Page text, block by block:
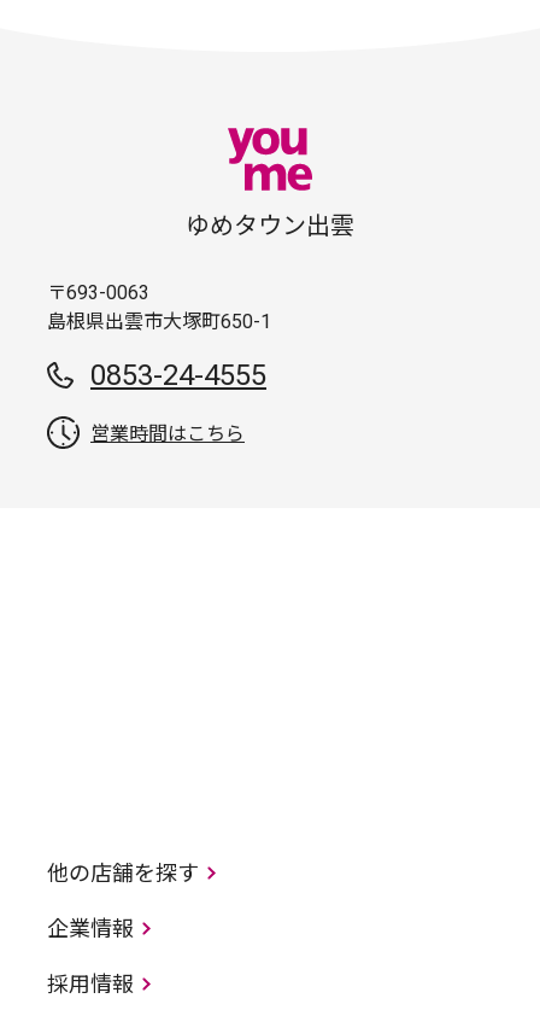
ゆめタウン出雲
〒693-0063
島根県出雲市大塚町650-1
0853-24-4555
営業時間はこちら
他の店舗を探す
企業情報
採用情報